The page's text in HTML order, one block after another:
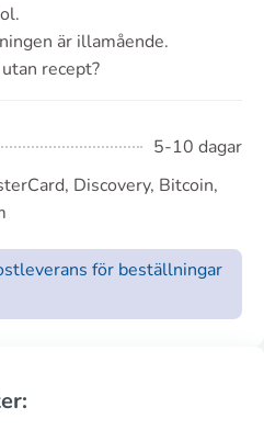
är illamående.
recept?
5-10 dagar
Discovery, Bitcoin,
för beställningar